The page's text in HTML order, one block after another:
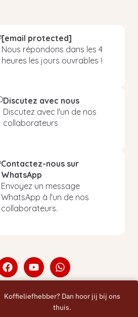
[email protected]
Nous répondons dans les 4
heures les jours ouvrables !
Discutez avec nous
Discutez avec l'un de nos
collaborateurs
Contactez-nous sur
WhatsApp
Envoyez un message
WhatsApp à l'un de nos
collaborateurs.
Koffieliefhebber? Dan hoor jij bij ons
thuis.